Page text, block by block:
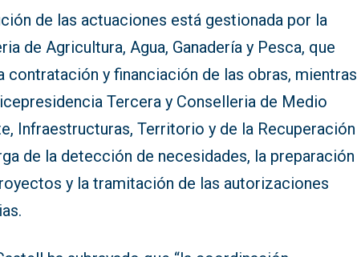
de las actuaciones está gestionada por la
de Agricultura, Agua, Ganadería y Pesca, que
contratación y financiación de las obras, mientras
Tercera y Conselleria de Medio
Infraestructuras, Territorio y de la Recuperación
de la detección de necesidades, la preparación
y la tramitación de las autorizaciones